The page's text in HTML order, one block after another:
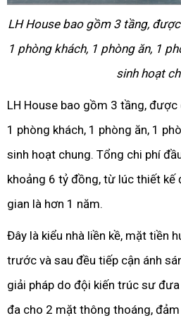
LH House bao gồm 3 tầng,
1 phòng khách, 1 phòng ăn, 1
sinh hoạt
LH House bao gồm 3 tầng,
1 phòng khách, 1 phòng ăn, 1
sinh hoạt chung. Tổng chi phí
khoảng 6 tỷ đồng, từ lúc thiết kế
gian là hơn 1 năm.
Đây là kiểu nhà liền kề, mặt tiền
trước và sau đều tiếp cận ánh
giải pháp do đội kiến trúc sư
đa cho 2 mặt thông thoáng,